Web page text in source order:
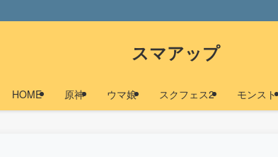
スマアップ
HOME 原神 ウマ娘 スクフェス2 モンスト